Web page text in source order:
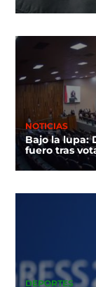
NOTICIAS
Bajo la lupa:
fuero tras
DEPORTES